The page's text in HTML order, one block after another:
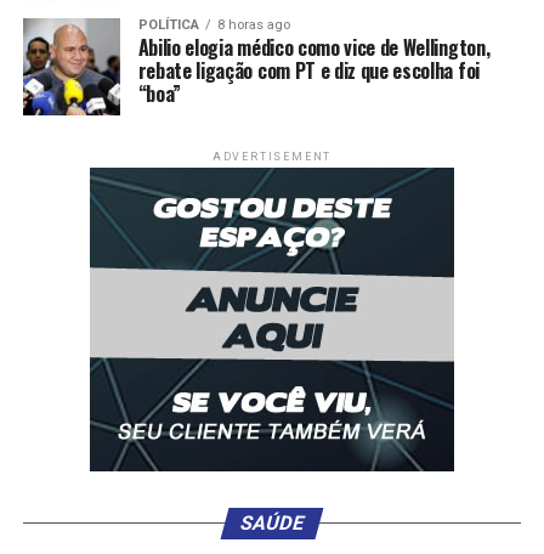
Ele recebeu voz de prisão em flagrante e foi conduzido,
com todo o material apreendido, para a Polícia
Judiciária Civil para registro da ocorrência e demais
providências cabíveis.
POLÍTICA 8 horas ago
Abilio elogia médico como vice de Wellington,
rebate ligação com PT e diz que escolha foi
“boa”
ADVERTISEMENT
SAÚDE